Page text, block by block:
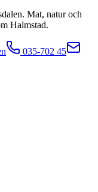
Mat, natur och
Halmstad.
035-702 45